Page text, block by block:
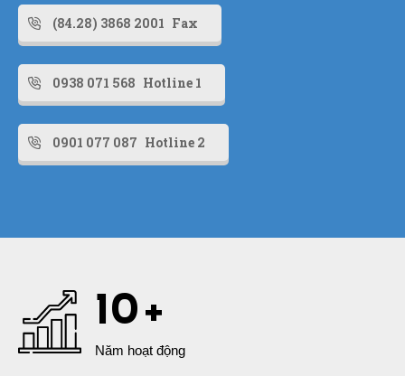
(84.28) 3868 2001 Fax
0938 071 568 Hotline 1
0901 077 087 Hotline 2
10+
Năm hoạt động
VĂN HÓA TẶNG QUÀ TRONG
KINH DOANH
29/11/2024